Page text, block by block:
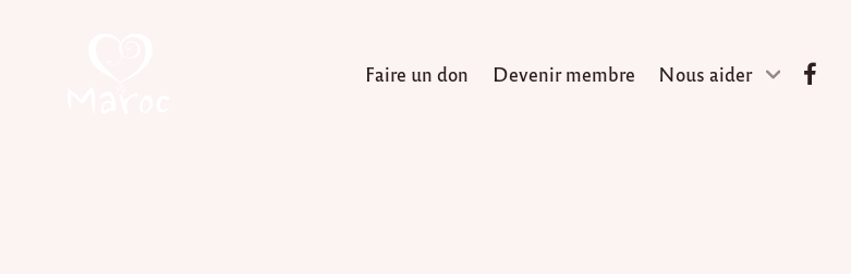
Faire un don Devenir membre Nous aider